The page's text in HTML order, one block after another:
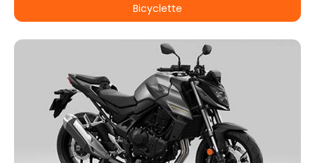
Bicyclette